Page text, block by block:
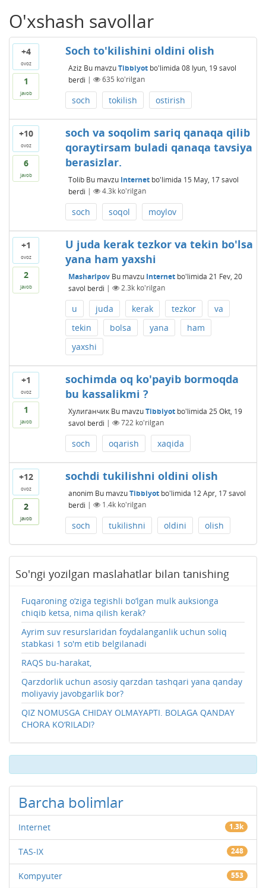
O'xshash savollar
+4
ovoz
1
javob
Soch to'kilishini oldini olish
Aziz Bu mavzuTibbiyotbo'limida 08 Iyun, 19 savol
berdi | 635 ko'rilgan
soch tokilish ostirish
+10
ovoz
6
javob
soch va soqolim sariq qanaqa qilib
qoraytirsam buladi qanaqa tavsiya
berasizlar.
Tolib Bu mavzu Internetbo'limida 15 May, 17 savol
berdi | 4.3kko'rilgan
soch soqol moylov
+1
ovoz
2
javob
U juda kerak tezkor va tekin bo'lsa
yana ham yaxshi
Masharipov Bu mavzu Internetbo'limida 21 Fev, 20
savol berdi | 2.3kko'rilgan
u juda kerak tezkor
va
tekin
bolsa yana
ham
yaxshi
+1
ovoz
1
javob
sochimda oq ko'payib bormoqda
bu kassalikmi ?
Хулиганчик Bu mavzuTibbiyotbo'limida 25 Okt, 19
savol berdi | 722ko'rilgan
soch oqarish xaqida
+12
ovoz
2
javob
sochdi tukilishni oldini olish
anonim Bu mavzuTibbiyotbo'limida 12 Apr, 17 savol
berdi | 1.4kko'rilgan
soch tukilishni oldini olish
So'ngi yozilgan maslahatlar bilan tanishing
Fuqaroning o‘ziga tegishli bo‘lgan mulk auksionga
chiqib ketsa, nima qilish kerak?
Ayrim suv resurslaridan foydalanganlik uchun soliq
stabkasi 1 so'm etib belgilanadi
RAQS bu-harakat,
Qarzdorlik uchun asosiy qarzdan tashqari yana qanday
moliyaviy javobgarlik bor?
QIZ NOMUSGA CHIDAY OLMAYAPTI. BOLAGA QANDAY
CHORA KO‘RILADI?
Barcha bolimlar
Internet 1.3k
TAS-IX 248
Kompyuter 553